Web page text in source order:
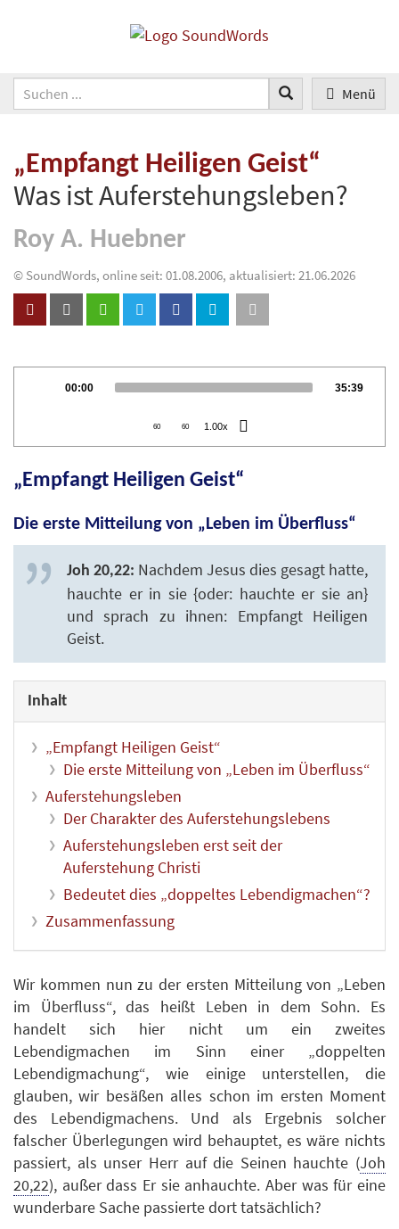
Menü
„Empfangt Heiligen Geist“
Was ist Auferstehungsleben?
Roy A. Huebner
© SoundWords, online seit: 01.08.2006, aktualisiert: 21.06.2026
Current
00:00 Total
35:39
60 60 1.00x
„Empfangt Heiligen Geist“
Die erste Mitteilung von „Leben im Überfluss“
Joh 20,22: Nachdem Jesus dies gesagt hatte,
hauchte er in sie {oder: hauchte er sie an}
und sprach zu ihnen: Empfangt Heiligen
Geist.
Inhalt
„Empfangt Heiligen Geist“
Die erste Mitteilung von „Leben im Überfluss“
Auferstehungsleben
Der Charakter des Auferstehungslebens
Auferstehungsleben erst seit der
Auferstehung Christi
Bedeutet dies „doppeltes Lebendigmachen“?
Zusammenfassung
Wir kommen nun zu der ersten Mitteilung von „Leben
im Überfluss“, das heißt Leben in dem Sohn. Es
handelt sich hier nicht um ein zweites
Lebendigmachen im Sinn einer „doppelten
Lebendigmachung“, wie einige unterstellen, die
glauben, wir besäßen alles schon im ersten Moment
des Lebendigmachens. Und als Ergebnis solcher
falscher Überlegungen wird behauptet, es wäre nichts
passiert, als unser Herr auf die Seinen hauchte (Joh
20,22), außer dass Er sie anhauchte. Aber was für eine
wunderbare Sache passierte dort tatsächlich?